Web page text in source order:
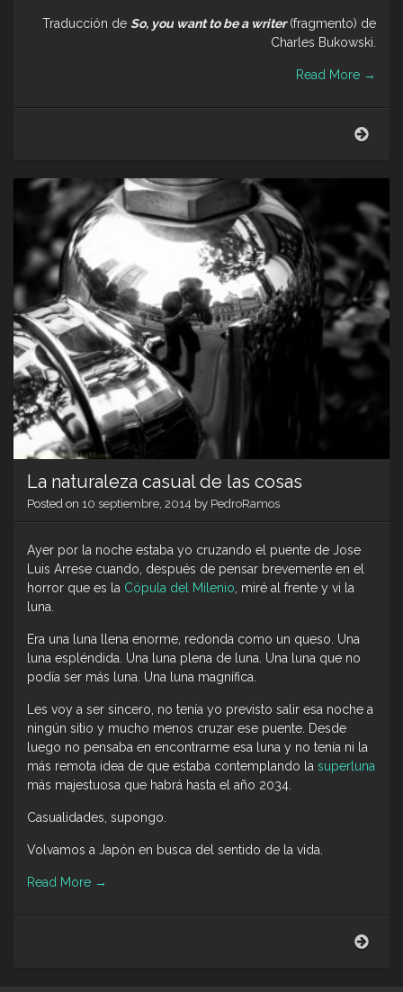
Traducción de So, you want to be a writer(fragmento) de
Charles Bukowski.
Read More →
La naturaleza casual de las cosas
Posted on 10 septiembre, 2014 by PedroRamos
Ayer por la noche estaba yo cruzando el puente de Jose
Luis Arrese cuando, después de pensar brevemente en el
horror que es la Cópula del Milenio, miré al frente y vi la
luna.
Era una luna llena enorme, redonda como un queso. Una
luna espléndida. Una luna plena de luna. Una luna que no
podía ser más luna. Una luna magnífica.
Les voy a ser sincero, no tenía yo previsto salir esa noche a
ningún sitio y mucho menos cruzar ese puente. Desde
luego no pensaba en encontrarme esa luna y no tenía ni la
más remota idea de que estaba contemplando la superluna
más majestuosa que habrá hasta el año 2034.
Casualidades, supongo.
Volvamos a Japón en busca del sentido de la vida.
Read More →